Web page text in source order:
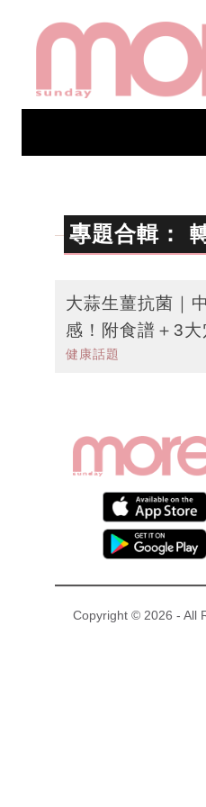
專題合輯：
大蒜生薑抗菌｜
感！附食譜＋3
健康話題
Copyright © 2026 - All